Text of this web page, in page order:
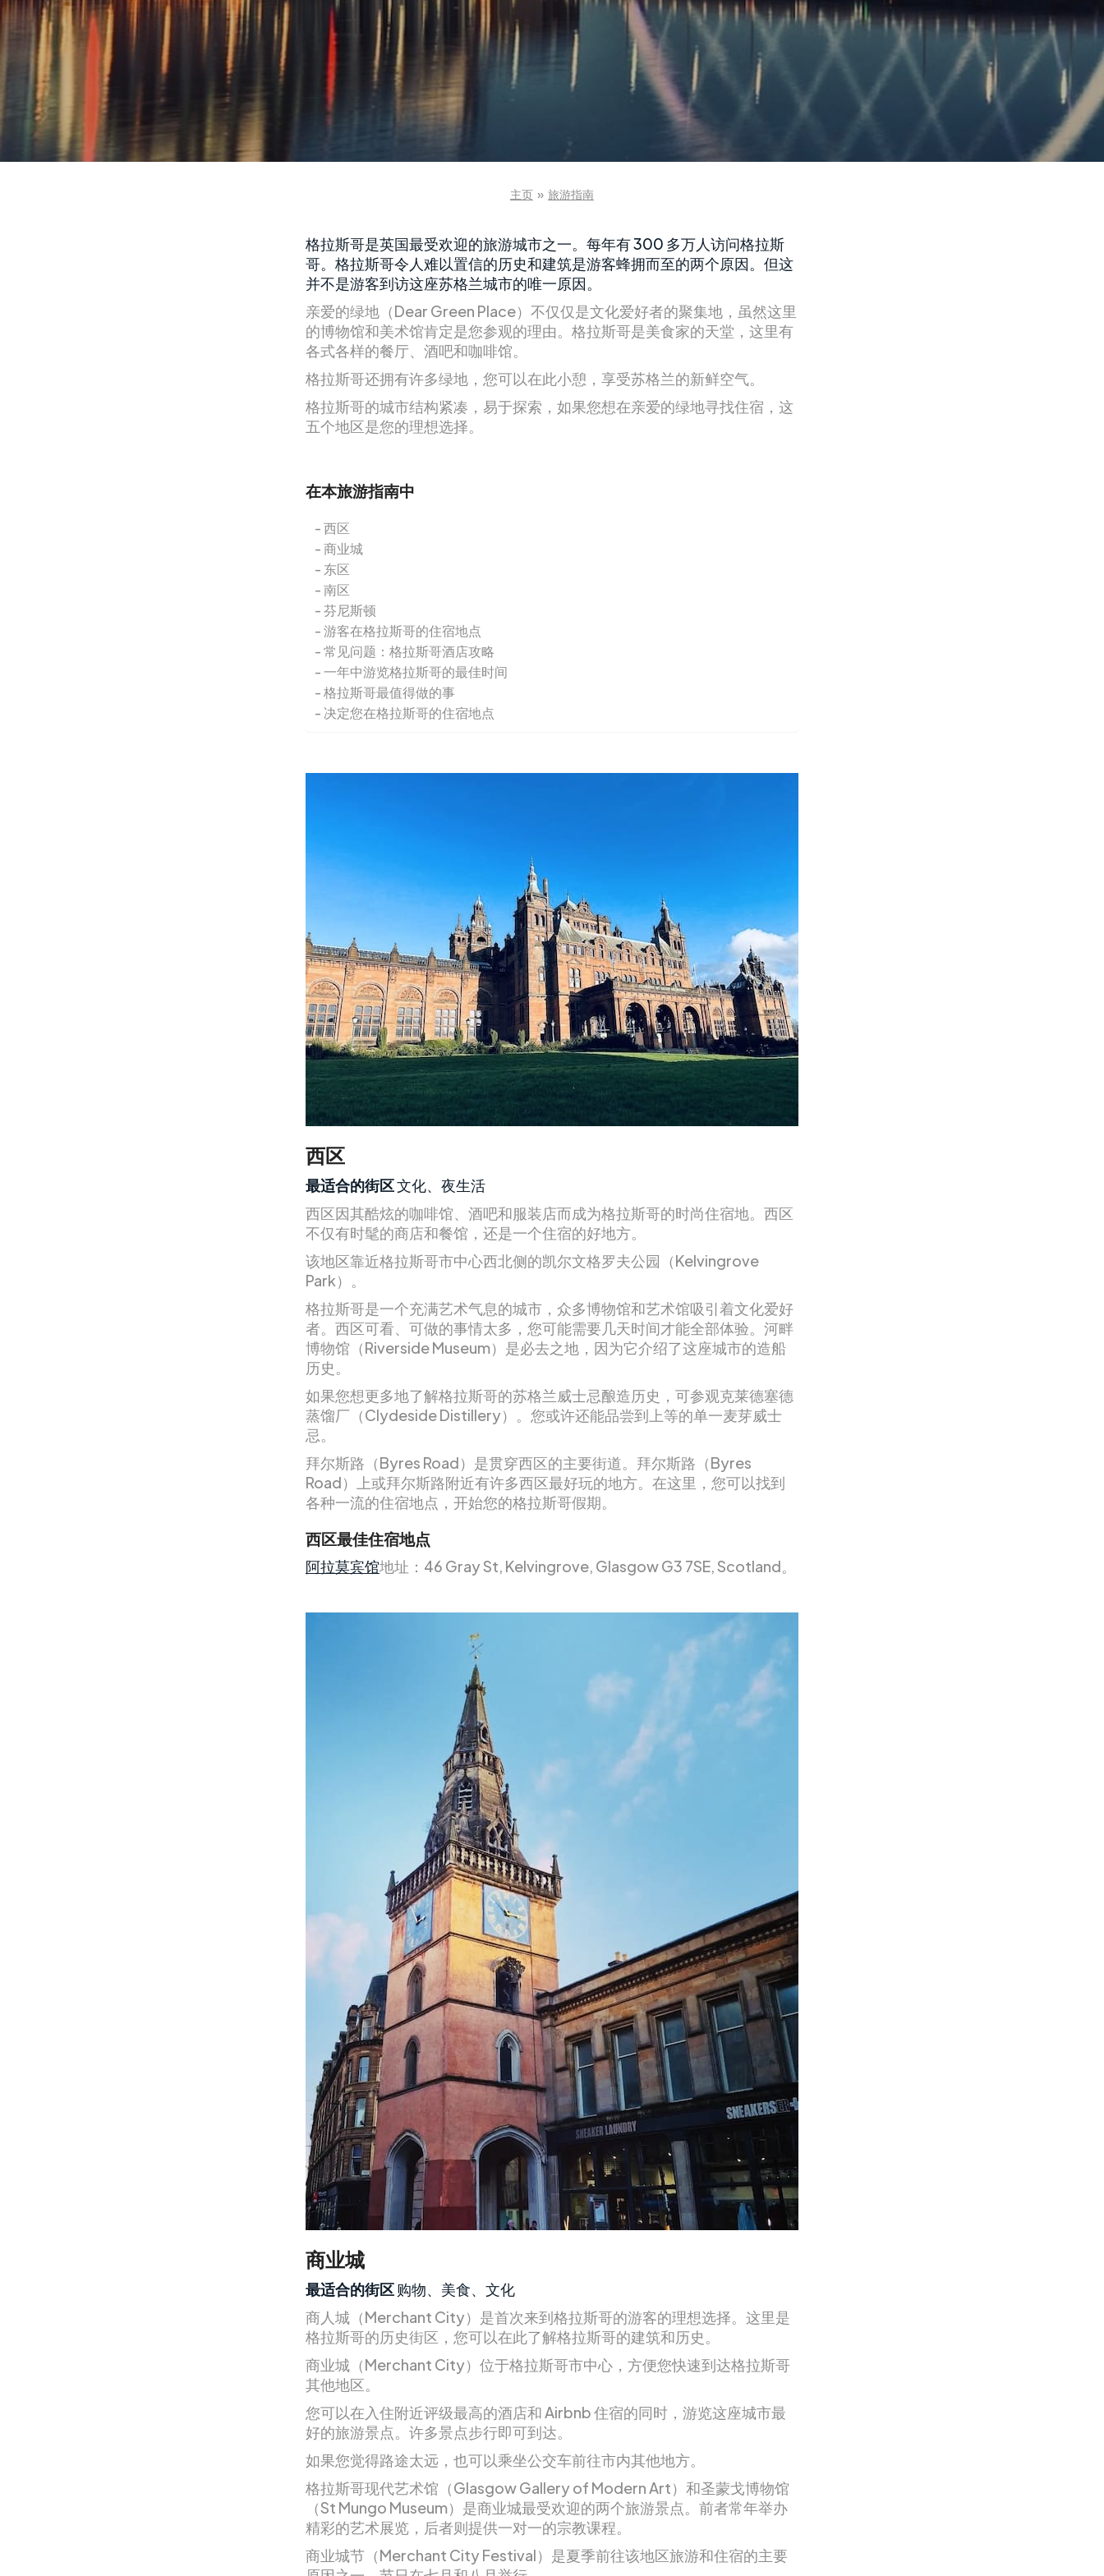
主页 » 旅游指南
格拉斯哥是英国最受欢迎的旅游城市之一。每年有 300 多万人访问格拉斯
哥。格拉斯哥令人难以置信的历史和建筑是游客蜂拥而至的两个原因。但这
并不是游客到访这座苏格兰城市的唯一原因。
亲爱的绿地（Dear Green Place）不仅仅是文化爱好者的聚集地，虽然这里
的博物馆和美术馆肯定是您参观的理由。格拉斯哥是美食家的天堂，这里有
各式各样的餐厅、酒吧和咖啡馆。
格拉斯哥还拥有许多绿地，您可以在此小憩，享受苏格兰的新鲜空气。
格拉斯哥的城市结构紧凑，易于探索，如果您想在亲爱的绿地寻找住宿，这
五个地区是您的理想选择。
在本旅游指南中
西区
商业城
东区
南区
芬尼斯顿
游客在格拉斯哥的住宿地点
常见问题：格拉斯哥酒店攻略
一年中游览格拉斯哥的最佳时间
格拉斯哥最值得做的事
决定您在格拉斯哥的住宿地点
西区
最适合的街区文化、夜生活
西区因其酷炫的咖啡馆、酒吧和服装店而成为格拉斯哥的时尚住宿地。西区
不仅有时髦的商店和餐馆，还是一个住宿的好地方。
该地区靠近格拉斯哥市中心西北侧的凯尔文格罗夫公园（Kelvingrove
Park）。
格拉斯哥是一个充满艺术气息的城市，众多博物馆和艺术馆吸引着文化爱好
者。西区可看、可做的事情太多，您可能需要几天时间才能全部体验。河畔
博物馆（Riverside Museum）是必去之地，因为它介绍了这座城市的造船
历史。
如果您想更多地了解格拉斯哥的苏格兰威士忌酿造历史，可参观克莱德塞德
蒸馏厂（Clydeside Distillery）。您或许还能品尝到上等的单一麦芽威士
忌。
拜尔斯路（Byres Road）是贯穿西区的主要街道。拜尔斯路（Byres
Road）上或拜尔斯路附近有许多西区最好玩的地方。在这里，您可以找到
各种一流的住宿地点，开始您的格拉斯哥假期。
西区最佳住宿地点
阿拉莫宾馆地址：46 Gray St, Kelvingrove, Glasgow G3 7SE, Scotland。
商业城
最适合的街区购物、美食、文化
商人城（Merchant City）是首次来到格拉斯哥的游客的理想选择。这里是
格拉斯哥的历史街区，您可以在此了解格拉斯哥的建筑和历史。
商业城（Merchant City）位于格拉斯哥市中心，方便您快速到达格拉斯哥
其他地区。
您可以在入住附近评级最高的酒店和 Airbnb 住宿的同时，游览这座城市最
好的旅游景点。许多景点步行即可到达。
如果您觉得路途太远，也可以乘坐公交车前往市内其他地方。
格拉斯哥现代艺术馆（Glasgow Gallery of Modern Art）和圣蒙戈博物馆
（St Mungo Museum）是商业城最受欢迎的两个旅游景点。前者常年举办
精彩的艺术展览，后者则提供一对一的宗教课程。
商业城节（Merchant City Festival）是夏季前往该地区旅游和住宿的主要